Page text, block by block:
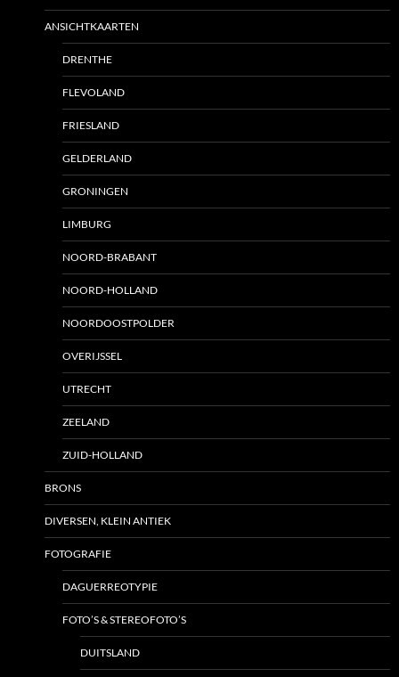
ANSICHTKAARTEN
DRENTHE
FLEVOLAND
FRIESLAND
GELDERLAND
GRONINGEN
LIMBURG
NOORD-BRABANT
NOORD-HOLLAND
NOORDOOSTPOLDER
OVERIJSSEL
UTRECHT
ZEELAND
ZUID-HOLLAND
BRONS
DIVERSEN, KLEIN ANTIEK
FOTOGRAFIE
DAGUERREOTYPIE
FOTO’S & STEREOFOTO’S
DUITSLAND